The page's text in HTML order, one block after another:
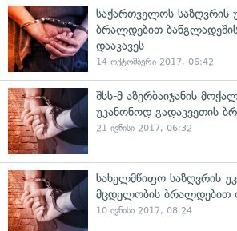
საქართველოს საზღვრის
ბრალდებით
დააკავეს
14 ოქტომბერი 2017, 06:42
შსს-მ აზერბაიჯანის
უკანონოდ გადაკვეთის
21 ივნისი 2017, 06:32
სახელმწიფო საზღვრის
მცდელობის ბრალდებით
10 ივნისი 2017, 08:24